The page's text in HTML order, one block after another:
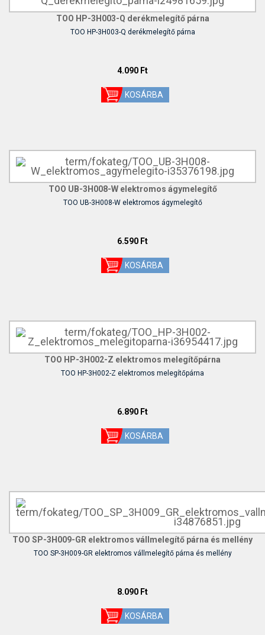
TOO HP-3H003-Q derékmelegítő párna
TOO HP-3H003-Q derékmelegítő párna
4.090 Ft
TOO UB-3H008-W elektromos ágymelegítő
TOO UB-3H008-W elektromos ágymelegítő
6.590 Ft
TOO HP-3H002-Z elektromos melegítőpárna
TOO HP-3H002-Z elektromos melegítőpárna
6.890 Ft
TOO SP-3H009-GR elektromos vállmelegítő párna és mellény
TOO SP-3H009-GR elektromos vállmelegítő párna és mellény
8.090 Ft